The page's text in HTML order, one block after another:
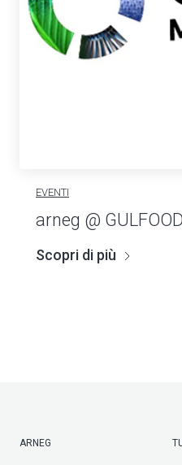
EVENTI
arneg @
Scopri di più
ARNEG